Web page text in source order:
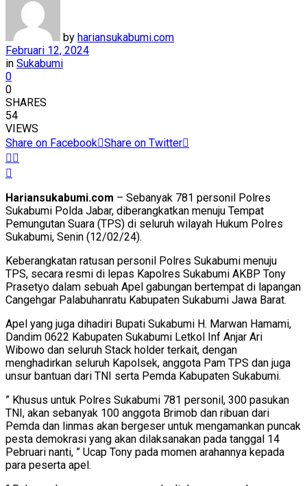
by hariansukabumi.com
Februari 12, 2024
in Sukabumi
0
0
SHARES
54
VIEWS
Share on Facebook Share on Twitter
Hariansukabumi.com – Sebanyak 781 personil Polres
Sukabumi Polda Jabar, diberangkatkan menuju Tempat
Pemungutan Suara (TPS) di seluruh wilayah Hukum Polres
Sukabumi, Senin (12/02/24).
Keberangkatan ratusan personil Polres Sukabumi menuju
TPS, secara resmi di lepas Kapolres Sukabumi AKBP Tony
Prasetyo dalam sebuah Apel gabungan bertempat di lapangan
Cangehgar Palabuhanratu Kabupaten Sukabumi Jawa Barat.
Apel yang juga dihadiri Bupati Sukabumi H. Marwan Hamami,
Dandim 0622 Kabupaten Sukabumi Letkol Inf Anjar Ari
Wibowo dan seluruh Stack holder terkait, dengan
menghadirkan seluruh Kapolsek, anggota Pam TPS dan juga
unsur bantuan dari TNI serta Pemda Kabupaten Sukabumi.
” Khusus untuk Polres Sukabumi 781 personil, 300 pasukan
TNI, akan sebanyak 100 anggota Brimob dan ribuan dari
Pemda dan linmas akan bergeser untuk mengamankan puncak
pesta demokrasi yang akan dilaksanakan pada tanggal 14
Pebruari nanti, ” Ucap Tony pada momen arahannya kepada
para peserta apel.